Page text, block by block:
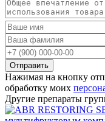
Нажимая на кнопку
обработку моих
Другие препараты